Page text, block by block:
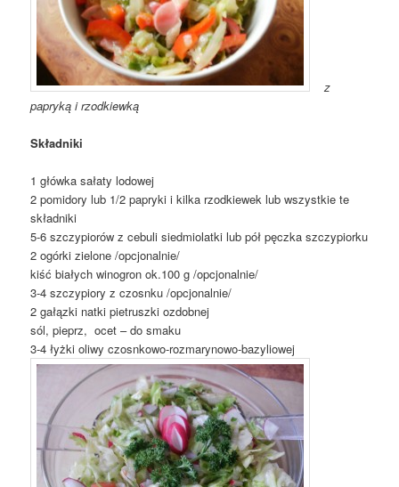
z
papryką i rzodkiewką
Składniki
1 główka sałaty lodowej
2 pomidory lub 1/2 papryki i kilka rzodkiewek lub wszystkie te
składniki
5-6 szczypiorów z cebuli siedmiolatki lub pół pęczka szczypiorku
2 ogórki zielone /opcjonalnie/
kiść białych winogron ok.100 g /opcjonalnie/
3-4 szczypiory z czosnku /opcjonalnie/
2 gałązki natki pietruszki ozdobnej
sól, pieprz, ocet – do smaku
3-4 łyżki oliwy czosnkowo-rozmarynowo-bazyliowej